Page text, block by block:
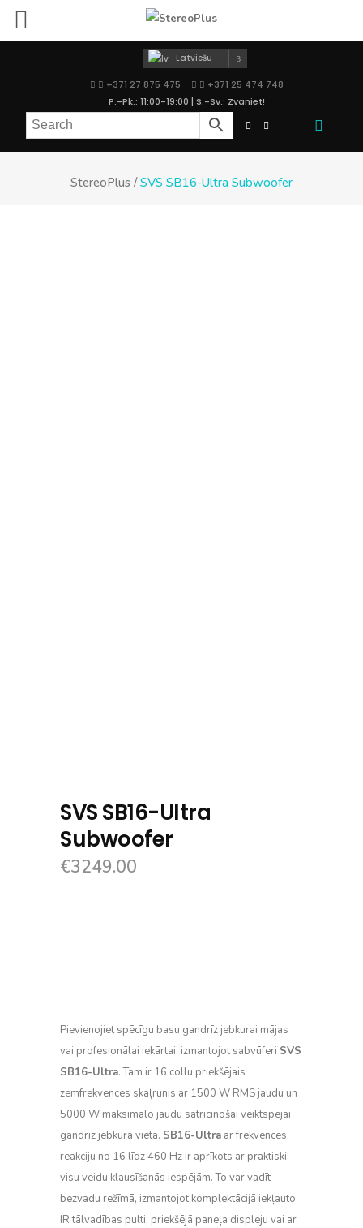
Latviešu
+371 27 875 475
+371 25 474 748
P.-Pk.: 11:00-19:00 | S.-Sv.: Zvaniet!
StereoPlus /SVS SB16-Ultra Subwoofer
SVS SB16-Ultra
Subwoofer
€3249.00
Pievienojiet spēcīgu basu gandrīz jebkurai mājas
vai profesionālai iekārtai, izmantojot sabvūferi SVS
SB16-Ultra. Tam ir 16 collu priekšējais
zemfrekvences skaļrunis ar 1500 W RMS jaudu un
5000 W maksimālo jaudu satricinošai veiktspējai
gandrīz jebkurā vietā. SB16-Ultra ar frekvences
reakciju no 16 līdz 460 Hz ir aprīkots ar praktiski
visu veidu klausīšanās iespējām. To var vadīt
bezvadu režīmā, izmantojot komplektācijā iekļauto
IR tālvadības pulti, priekšējā paneļa displeju vai ar